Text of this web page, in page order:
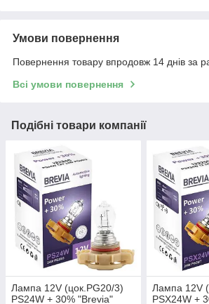
Умови повернення
Повернення товару впродовж 14 днів за
Всі умови повернення
Подібні товари компанії
Лампа 12V (цок.PG20/3)
PS24W + 30% "Brevia"
Лампа 12V
PSX24W +